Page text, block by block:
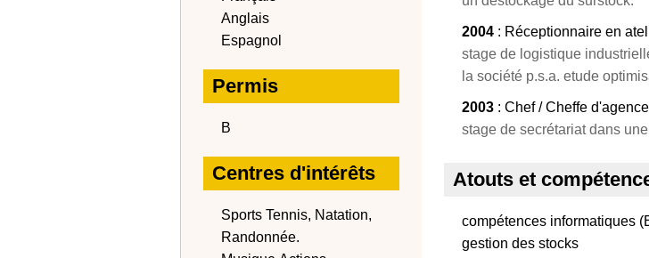
Anglais
Espagnol
Permis
B
Centres d'intérêts
Sports Tennis, Natation,
Randonnée.
2004 : Réceptionnaire en
stage de logistique
la société p.s.a. etude
2003 : Chef / Cheffe
stage de secrétariat dans
Atouts et
compétences informatiques
gestion des stocks